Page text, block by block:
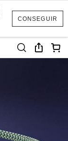
CONSEGUIR